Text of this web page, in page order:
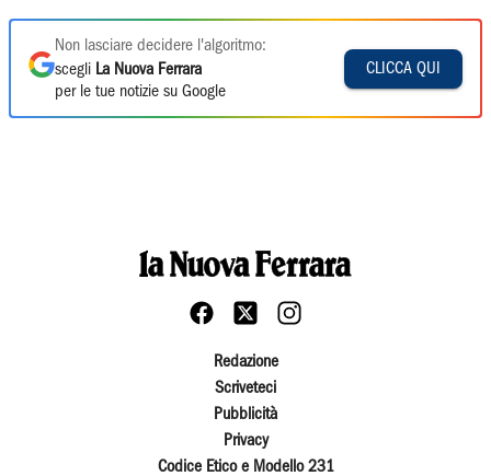
Non lasciare decidere l'algoritmo:
scegli La Nuova Ferrara
per le tue notizie su Google
CLICCA QUI
Redazione
Scriveteci
Pubblicità
Privacy
Codice Etico e Modello 231